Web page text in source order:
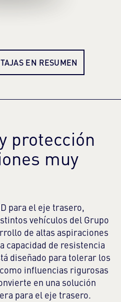
EN RESUMEN
protección
muy
para el eje trasero,
vehículos del Grupo
de altas aspiraciones
capacidad de resistencia
diseñado para tolerar los
influencias rigurosas
en una solución
para el eje trasero.